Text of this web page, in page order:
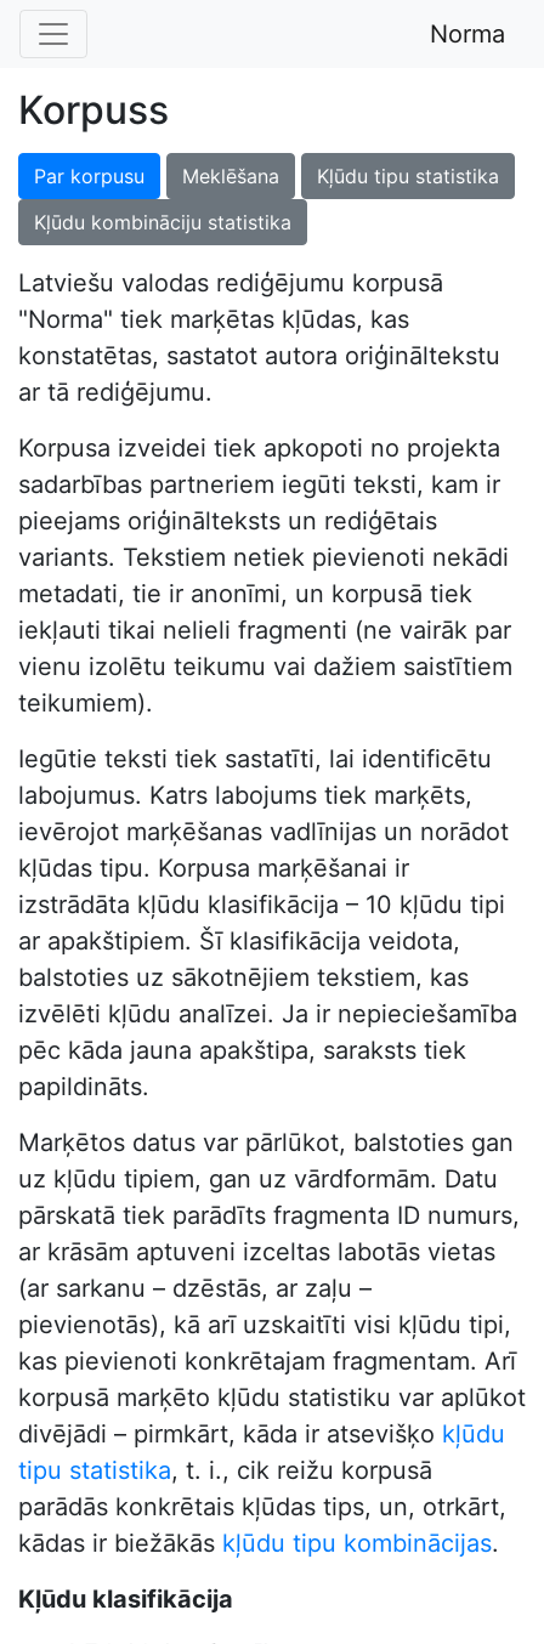
Norma
Korpuss
Par korpusu Meklēšana
Kļūdu tipu statistika
Kļūdu kombināciju statistika
Latviešu valodas rediģējumu korpusā
"Norma" tiek marķētas kļūdas, kas
konstatētas, sastatot autora oriģināltekstu
ar tā rediģējumu.
Korpusa izveidei tiek apkopoti no projekta
sadarbības partneriem iegūti teksti, kam ir
pieejams oriģinālteksts un rediģētais
variants. Tekstiem netiek pievienoti nekādi
metadati, tie ir anonīmi, un korpusā tiek
iekļauti tikai nelieli fragmenti (ne vairāk par
vienu izolētu teikumu vai dažiem saistītiem
teikumiem).
Iegūtie teksti tiek sastatīti, lai identificētu
labojumus. Katrs labojums tiek marķēts,
ievērojot marķēšanas vadlīnijas un norādot
kļūdas tipu. Korpusa marķēšanai ir
izstrādāta kļūdu klasifikācija – 10 kļūdu tipi
ar apakštipiem. Šī klasifikācija veidota,
balstoties uz sākotnējiem tekstiem, kas
izvēlēti kļūdu analīzei. Ja ir nepieciešamība
pēc kāda jauna apakštipa, saraksts tiek
papildināts.
Marķētos datus var pārlūkot, balstoties gan
uz kļūdu tipiem, gan uz vārdformām. Datu
pārskatā tiek parādīts fragmenta ID numurs,
ar krāsām aptuveni izceltas labotās vietas
(ar sarkanu – dzēstās, ar zaļu –
pievienotās), kā arī uzskaitīti visi kļūdu tipi,
kas pievienoti konkrētajam fragmentam. Arī
korpusā marķēto kļūdu statistiku var aplūkot
divējādi – pirmkārt, kāda ir atsevišķo kļūdu
tipu statistika, t. i., cik reižu korpusā
parādās konkrētais kļūdas tips, un, otrkārt,
kādas ir biežākās kļūdu tipu kombinācijas.
Kļūdu klasifikācija